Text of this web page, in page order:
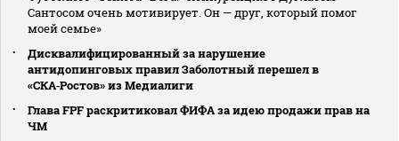
Сантосом очень мотивирует. Он — друг, который помог
моей семье»
Дисквалифицированный за нарушение
антидопинговых правил Заболотный перешел в
«СКА‑Ростов» из Медиалиги
Глава FPF раскритиковал ФИФА за идею продажи прав на
ЧМ